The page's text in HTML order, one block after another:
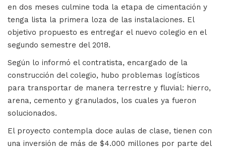
en dos meses culmine toda la etapa de cimentación y
tenga lista la primera loza de las instalaciones. El
objetivo propuesto es entregar el nuevo colegio en el
segundo semestre del 2018.
Según lo informó el contratista, encargado de la
construcción del colegio, hubo problemas logísticos
para transportar de manera terrestre y fluvial: hierro,
arena, cemento y granulados, los cuales ya fueron
solucionados.
El proyecto contempla doce aulas de clase, tienen con
una inversión de más de $4.000 millones por parte del